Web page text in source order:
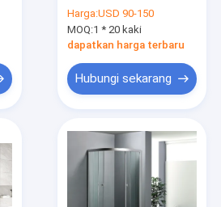
Harga:USD 90-150
MOQ:1 * 20 kaki
dapatkan harga terbaru
Hubungi sekarang